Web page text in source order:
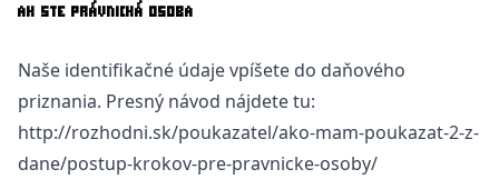
AK STE PRÁVNICKÁ OSOBA
Naše identifikačné údaje vpíšete do daňového
priznania. Presný návod nájdete tu:
http://rozhodni.sk/poukazatel/ako-mam-poukazat-2-z-
dane/postup-krokov-pre-pravnicke-osoby/